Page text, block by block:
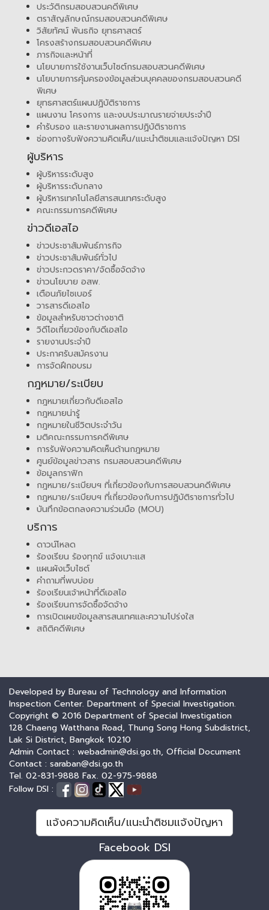
ประวัติกรมสอบสวนคดีพิเศษ
ตราสัญลักษณ์กรมสอบสวนคดีพิเศษ
วิสัยทัศน์ พันธกิจ ยุทธศาสตร์
โครงสร้างกรมสอบสวนคดีพิเศษ
ภารกิจและหน้าที่
นโยบายการใช้งานเว็บไซต์กรมสอบสวนคดีพิเศษ
นโยบายการคุ้มครองข้อมูลส่วนบุคคลของกรมสอบสวนคดี
พิเศษ
ยุทธศาสตร์แผนปฏิบัติราชการ
แผนงาน โครงการ และงบประมาณรายจ่ายประจำปี
คำรับรอง และรายงานผลการปฏิบัติราชการ
ช่องทางรับฟังความคิดเห็น/แนะนำติชมและแจ้งปัญหา DSI
ผู้บริหาร
ผู้บริหารระดับสูง
ผู้บริหารระดับกลาง
ผู้บริหารเทคโนโลยีสารสนเทศระดับสูง
คณะกรรมการคดีพิเศษ
ข่าวดีเอสไอ
ข่าวประชาสัมพันธ์ภารกิจ
ข่าวประชาสัมพันธ์ทั่วไป
ข่าวประกวดราคา/จัดซื้อจัดจ้าง
ข่าวนโยบาย อสพ.
เตือนภัยไซเบอร์
วารสารดีเอสไอ
ข้อมูลสำหรับชาวต่างชาติ
วิดีโอเกี่ยวข้องกับดีเอสไอ
รายงานประจำปี
ประกาศรับสมัครงาน
การจัดฝึกอบรม
กฎหมาย/ระเบียบ
กฎหมายเกี่ยวกับดีเอสไอ
กฎหมายน่ารู้
กฎหมายในชีวิตประจำวัน
มติคณะกรรมการคดีพิเศษ
การรับฟังความคิดเห็นด้านกฎหมาย
ศูนย์ข้อมูลข่าวสาร กรมสอบสวนคดีพิเศษ
ข้อมูลกราฟิก
กฎหมาย/ระเบียบฯ ที่เกี่ยวข้องกับการสอบสวนคดีพิเศษ
กฎหมาย/ระเบียบฯ ที่เกี่ยวข้องกับการปฏิบัติราชการทั่วไป
บันทึกข้อตกลงความร่วมมือ (MOU)
บริการ
ดาวน์โหลด
ร้องเรียน ร้องทุกข์ แจ้งเบาะแส
แผนผังเว็บไซต์
คำถามที่พบบ่อย
ร้องเรียนเจ้าหน้าที่ดีเอสไอ
ร้องเรียนการจัดซื้อจัดจ้าง
การเปิดเผยข้อมูลสารสนเทศและความโปร่งใส
สถิติคดีพิเศษ
Developed by Bureau of Technology and Information
Inspection Center. Department of Special Investigation.
Copyright © 2016 Department of Special Investigation
128 Chaeng Watthana Road, Thung Song Hong Subdistrict,
Lak Si District, Bangkok 10210
Admin Contact : webadmin@dsi.go.th, Official Document
Contact : saraban@dsi.go.th
Tel. 02-831-9888 Fax. 02-975-9888
Follow DSI :
แจ้งความคิดเห็น/แนะนำติชมแจ้งปัญหา
Facebook DSI